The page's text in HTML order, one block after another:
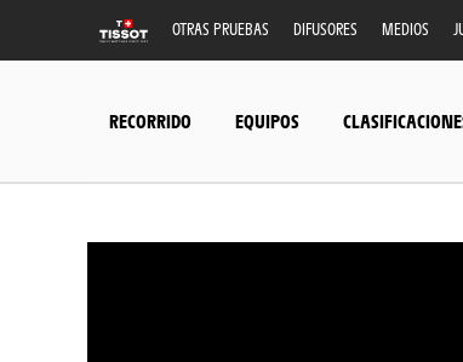
OTRAS PRUEBAS DIFUSORES MEDIOS
RECORRIDO EQUIPOS